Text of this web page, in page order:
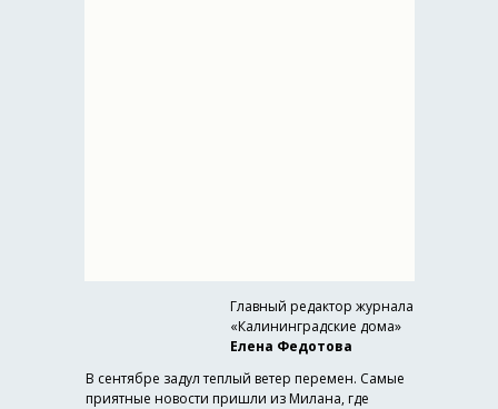
В сентябре задул теплый ветер перемен. Самые
приятные новости пришли из Милана, где
Главный редактор журнала
«Калининградские дома»
Елена Федотова